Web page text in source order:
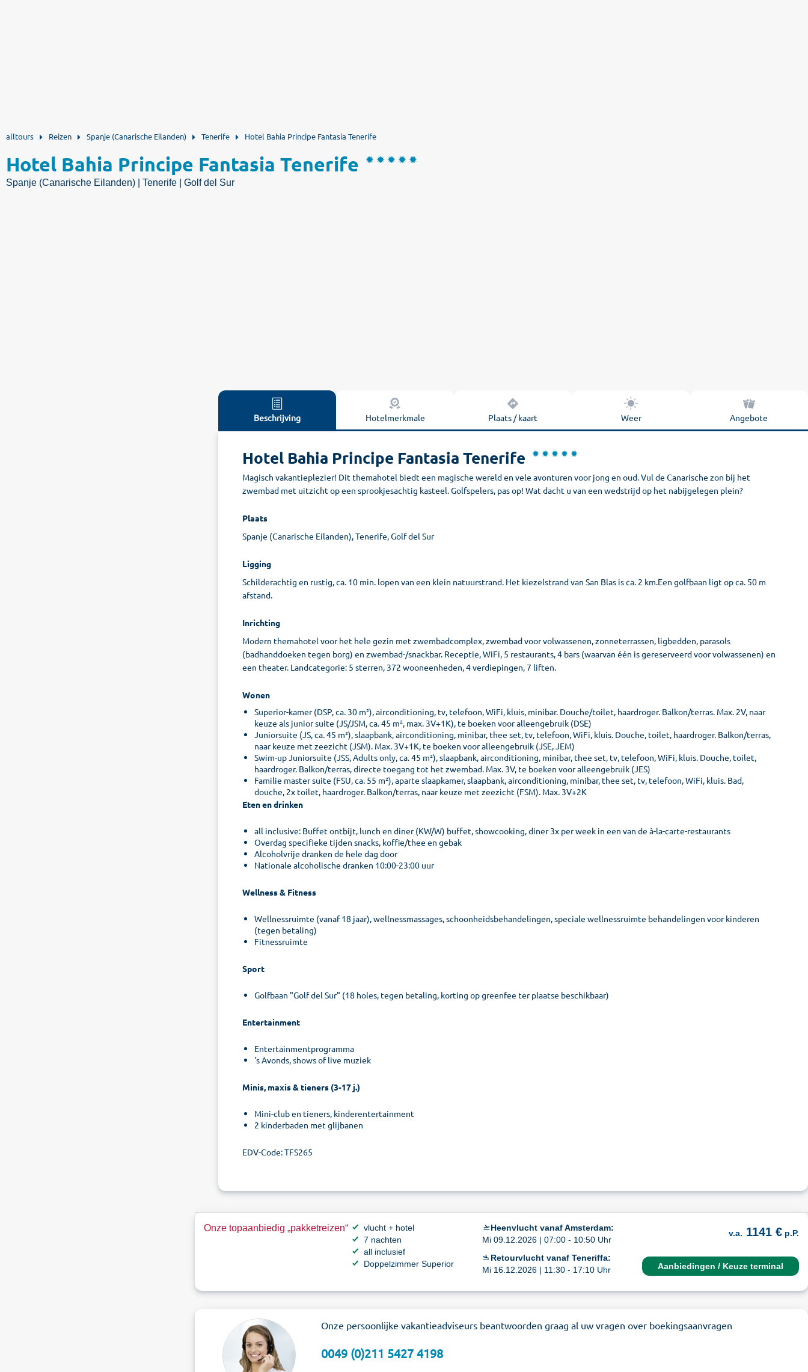
alltours Reizen Spanje (Canarische Eilanden) Tenerife Hotel Bahia Principe Fantasia Tenerife
Hotel Bahia Principe Fantasia Tenerife
Spanje (Canarische Eilanden) | Tenerife | Golf del Sur
Beschrijving Hotelmerkmale Plaats / kaart Weer Angebote
Hotel Bahia Principe Fantasia Tenerife
Magisch vakantieplezier! Dit themahotel biedt een magische wereld en vele avonturen voor jong en oud. Vul de Canarische zon bij het
zwembad met uitzicht op een sprookjesachtig kasteel. Golfspelers, pas op! Wat dacht u van een wedstrijd op het nabijgelegen plein?
Plaats
Spanje (Canarische Eilanden), Tenerife, Golf del Sur
Ligging
Schilderachtig en rustig, ca. 10 min. lopen van een klein natuurstrand. Het kiezelstrand van San Blas is ca. 2 km.Een golfbaan ligt op ca. 50 m
afstand.
Inrichting
Modern themahotel voor het hele gezin met zwembadcomplex, zwembad voor volwassenen, zonneterrassen, ligbedden, parasols
(badhanddoeken tegen borg) en zwembad-/snackbar. Receptie, WiFi, 5 restaurants, 4 bars (waarvan één is gereserveerd voor volwassenen) en
een theater. Landcategorie: 5 sterren, 372 wooneenheden, 4 verdiepingen, 7 liften.
Wonen
Superior-kamer (DSP, ca. 30 m²), airconditioning, tv, telefoon, WiFi, kluis, minibar. Douche/toilet, haardroger. Balkon/terras. Max. 2V, naar
keuze als junior suite (JS/JSM, ca. 45 m², max. 3V+1K), te boeken voor alleengebruik (DSE)
Juniorsuite (JS, ca. 45 m²), slaapbank, airconditioning, minibar, thee set, tv, telefoon, WiFi, kluis. Douche, toilet, haardroger. Balkon/terras,
naar keuze met zeezicht (JSM). Max. 3V+1K, te boeken voor alleengebruik (JSE, JEM)
Swim-up Juniorsuite (JSS, Adults only, ca. 45 m²), slaapbank, airconditioning, minibar, thee set, tv, telefoon, WiFi, kluis. Douche, toilet,
haardroger. Balkon/terras, directe toegang tot het zwembad. Max. 3V, te boeken voor alleengebruik (JES)
Familie master suite (FSU, ca. 55 m²), aparte slaapkamer, slaapbank, airconditioning, minibar, thee set, tv, telefoon, WiFi, kluis. Bad,
douche, 2x toilet, haardroger. Balkon/terras, naar keuze met zeezicht (FSM). Max. 3V+2K
Eten en drinken
all inclusive: Buffet ontbijt, lunch en diner (KW/W) buffet, showcooking, diner 3x per week in een van de à-la-carte-restaurants
Overdag specifieke tijden snacks, koffie/thee en gebak
Alcoholvrije dranken de hele dag door
Nationale alcoholische dranken 10:00-23:00 uur
Wellness & Fitness
Wellnessruimte (vanaf 18 jaar), wellnessmassages, schoonheidsbehandelingen, speciale wellnessruimte behandelingen voor kinderen
(tegen betaling)
Fitnessruimte
Sport
Golfbaan "Golf del Sur" (18 holes, tegen betaling, korting op greenfee ter plaatse beschikbaar)
Entertainment
Entertainmentprogramma
's Avonds, shows of live muziek
Minis, maxis & tieners (3-17 j.)
Mini-club en tieners, kinderentertainment
2 kinderbaden met glijbanen
EDV-Code: TFS265
Onze topaanbiedig „pakketreizen“
vlucht + hotel
7 nachten
all inclusief
Doppelzimmer Superior
Heenvlucht vanaf Amsterdam:
Mi 09.12.2026 | 07:00 - 10:50 Uhr
Retourvlucht vanaf Teneriffa:
Mi 16.12.2026 | 11:30 - 17:10 Uhr
v.a. 1141 € p.P.
Aanbiedingen / Keuze terminal
Onze persoonlijke vakantieadviseurs beantwoorden graag al uw vragen over boekingsaanvragen
0049 (0)211 5427 4198